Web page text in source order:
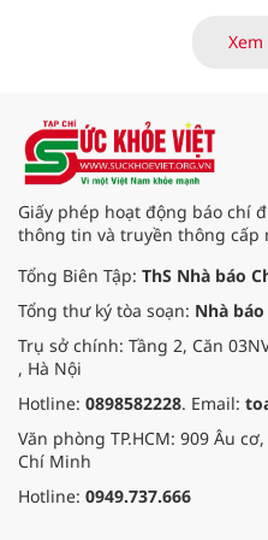
cho
Giấy phép hoạt động báo chí
thông tin và truyền thông cấp
Tổng Biên Tập: ThS Nhà báo
Tổng thư ký tòa soạn: Nhà
Trụ sở chính: Tầng 2, Căn
, Hà Nội
Hotline: 0898582228. Email:
Văn phòng TP.HCM: 909 Âu
Chí Minh
Hotline: 0949.737.666